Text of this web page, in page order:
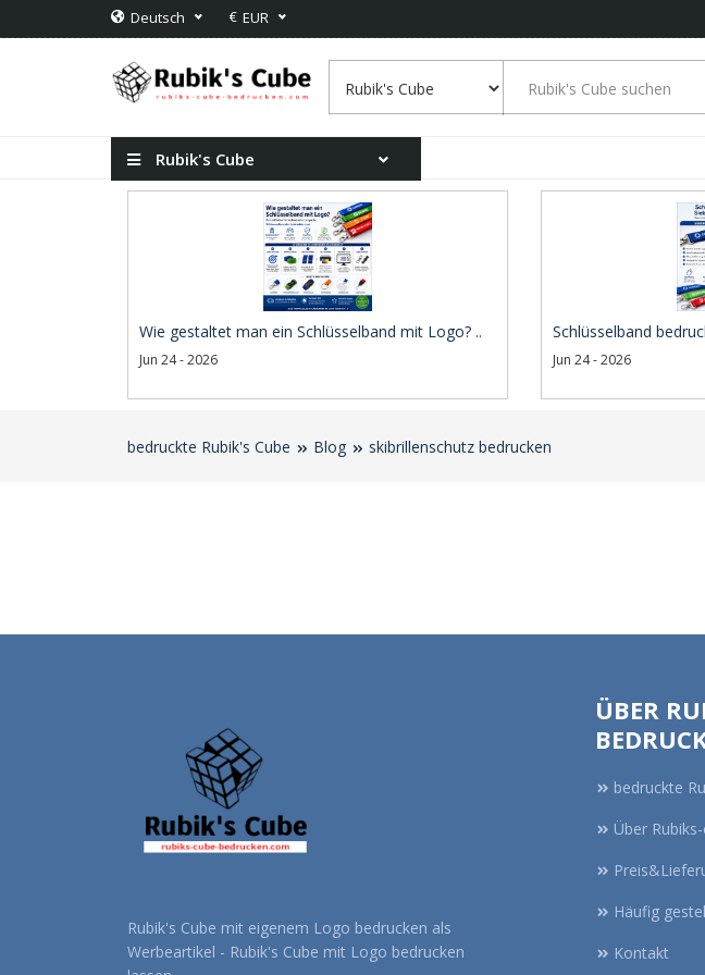
Deutsch € EUR
Rubik's Cube
Wie gestaltet man ein Schlüsselband mit Logo? ..
Jun 24 - 2026
Schlüsselband
Jun 24 - 2026
bedruckte Rubik's Cube Blog skibrillenschutz bedrucken
Rubik's Cube mit eigenem Logo bedrucken als
Werbeartikel - Rubik's Cube mit Logo bedrucken
ÜBER
bedruckte
Über
Häufig
Kontakt